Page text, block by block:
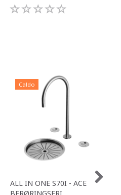
Caldo
ALL IN ONE S70I - ACE
BERØRINGSFRI